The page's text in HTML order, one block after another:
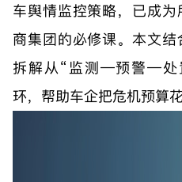
车舆情监控策略，已成
商集团的必修课。本文结
拆解从“监测—预警—处
环，帮助车企把危机预算